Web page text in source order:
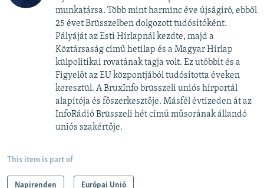
munkatársa. Több mint harminc éve újságíró, ebből
25 évet Brüsszelben dolgozott tudósítóként.
Pályáját az Esti Hírlapnál kezdte, majd a
Köztársaság című hetilap és a Magyar Hírlap
külpolitikai rovatának tagja volt. Ez utóbbit és a
Figyelőt az EU központjából tudósította éveken
keresztül. A BruxInfo brüsszeli uniós hírportál
alapítója és főszerkesztője. Másfél évtizeden át az
InfoRádió Brüsszeli hét című műsorának állandó
uniós szakértője.
This item is part of
Napirenden Európai Unió